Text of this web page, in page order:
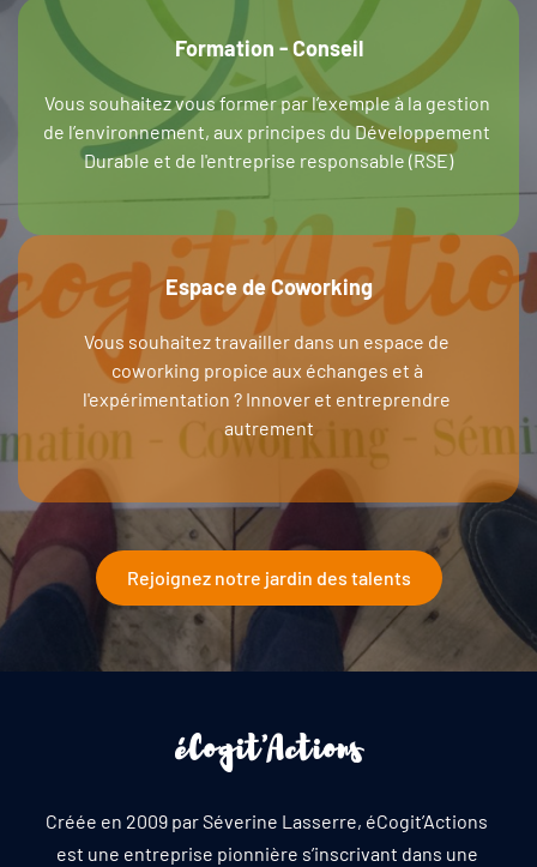
Formation - Conseil
Vous souhaitez vous former par l’exemple à la gestion
de l’environnement, aux principes du Développement
Durable et de l'entreprise responsable (RSE)
Espace de Coworking
Vous souhaitez travailler dans un espace de
coworking propice aux échanges et à
l'expérimentation ? Innover et entreprendre
autrement
Rejoignez notre jardin des talents
éCogit'Actions
Créée en 2009 par Séverine Lasserre, éCogit’Actions
est une entreprise pionnière s’inscrivant dans une